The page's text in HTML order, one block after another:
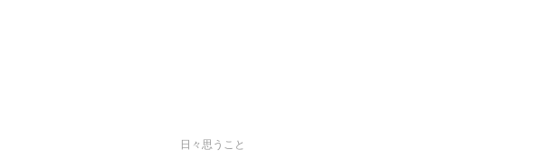
日々思うこと